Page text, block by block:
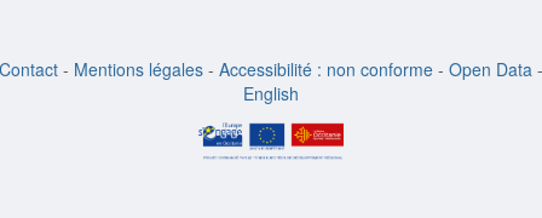
Contact - Mentions légales - Accessibilité : non conforme - Open Data -
English